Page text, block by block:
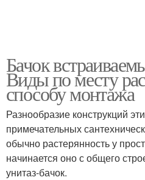
Бачок
Виды по месту
способу монтажа
Разнообразие конструкций
примечательных
обычно растерянность у
начинается оно с общего
унитаз‑бачок.